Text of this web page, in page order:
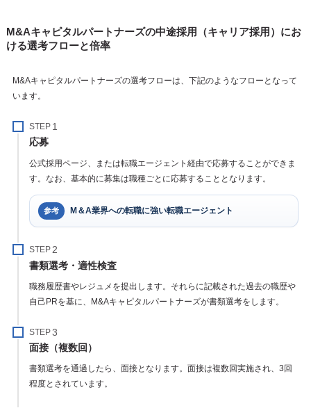
M&Aキャピタルパートナーズの中途採用（キャリア採用）にお
ける選考フローと倍率
M&Aキャピタルパートナーズの選考フローは、下記のようなフローとなって
います。
STEP
応募
公式採用ページ、または転職エージェント経由で応募することができま
す。なお、基本的に募集は職種ごとに応募することとなります。
参考 M＆A業界への転職に強い転職エージェント
STEP
書類選考・適性検査
職務履歴書やレジュメを提出します。それらに記載された過去の職歴や
自己PRを基に、M&Aキャピタルパートナーズが書類選考をします。
STEP
面接（複数回）
書類選考を通過したら、面接となります。面接は複数回実施され、3回
程度とされています。